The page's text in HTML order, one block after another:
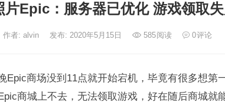
片Epic：服务器已优化 游戏领取
作者: alvin 发布: 2020年5月15日 585阅读 0评论
Epic商场没到11点就开始宕机，毕竟有很多想第
商城上不去，无法领取游戏，好在随后商城就